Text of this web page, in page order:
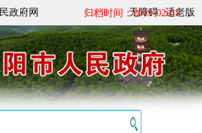
政府网 无障碍 适老版
归档时间：2019-02-01